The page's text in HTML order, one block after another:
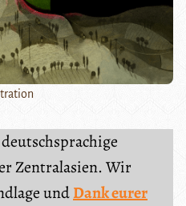
Zentralasien. Wir
undDank eurer